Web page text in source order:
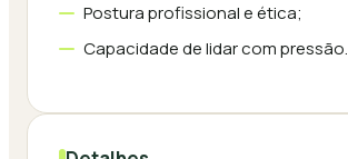
Postura profissional e ética;
Capacidade de lidar com pressão.